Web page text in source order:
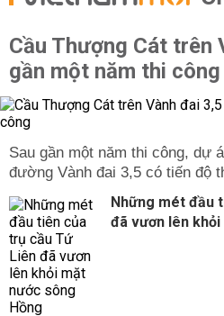
Cầu Thượng Cát trên
gần một năm thi công
Sau gần một năm thi công, dự
đường Vành đai 3,5 có tiến độ
Những mét đầu
đã vươn lên